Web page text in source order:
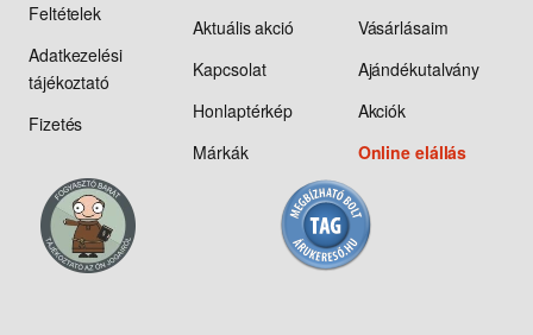
Feltételek
Adatkezelési
tájékoztató
Fizetés
Aktuális akció
Kapcsolat
Honlaptérkép
Márkák
Vásárlásaim
Ajándékutalvány
Akciók
Online elállás